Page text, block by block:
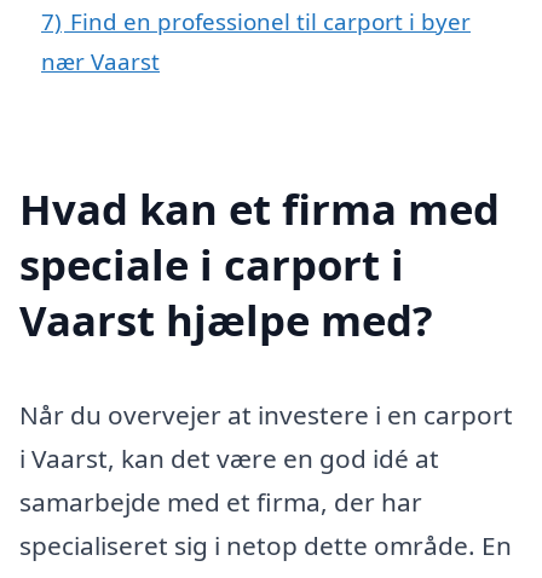
7) Find en professionel til carport i byer
nær Vaarst
Hvad kan et firma med
speciale i carport i
Vaarst hjælpe med?
Når du overvejer at investere i en carport
i Vaarst, kan det være en god idé at
samarbejde med et firma, der har
specialiseret sig i netop dette område. En